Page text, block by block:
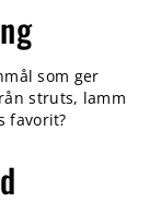
som ger
struts, lamm
favorit?